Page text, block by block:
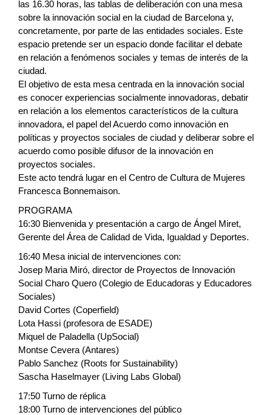
las 16.30 horas, las tablas de deliberación con una mesa
sobre la innovación social en la ciudad de Barcelona y,
concretamente, por parte de las entidades sociales. Este
espacio pretende ser un espacio donde facilitar el debate
en relación a fenómenos sociales y temas de interés de la
ciudad.
El objetivo de esta mesa centrada en la innovación social
es conocer experiencias socialmente innovadoras, debatir
en relación a los elementos característicos de la cultura
innovadora, el papel del Acuerdo como innovación en
políticas y proyectos sociales de ciudad y deliberar sobre el
acuerdo como posible difusor de la innovación en
proyectos sociales.
Este acto tendrá lugar en el Centro de Cultura de Mujeres
Francesca Bonnemaison.
PROGRAMA
16:30 Bienvenida y presentación a cargo de Ángel Miret,
Gerente del Área de Calidad de Vida, Igualdad y Deportes.
16:40 Mesa inicial de intervenciones con:
Josep Maria Miró, director de Proyectos de Innovación
Social Charo Quero (Colegio de Educadoras y Educadores
Sociales)
David Cortes (Coperfield)
Lota Hassi (profesora de ESADE)
Miquel de Paladella (UpSocial)
Montse Cevera (Antares)
Pablo Sanchez (Roots for Sustainability)
Sascha Haselmayer (Living Labs Global)
17:50 Turno de réplica
18:00 Turno de intervenciones del público